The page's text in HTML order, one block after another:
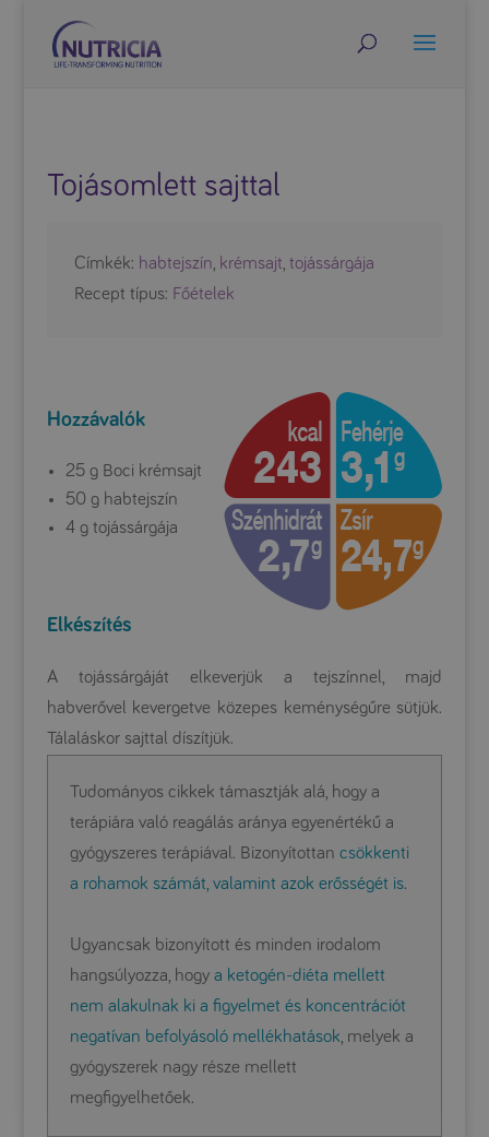
Tojásomlett sajttal
Címkék: habtejszín, krémsajt, tojássárgája
Recept típus: Főételek
Hozzávalók
25 g Boci krémsajt
50 g habtejszín
4 g tojássárgája
Elkészítés
A tojássárgáját elkeverjük a tejszínnel, majd
habverővel kevergetve közepes keménységűre sütjük.
Tálaláskor sajttal díszítjük.
Tudományos cikkek támasztják alá, hogy a
terápiára való reagálás aránya egyenértékű a
gyógyszeres terápiával. Bizonyítottan csökkenti
a rohamok számát, valamint azok erősségét is.
Ugyancsak bizonyított és minden irodalom
hangsúlyozza, hogy a ketogén-diéta mellett
nem alakulnak ki a figyelmet és koncentrációt
negatívan befolyásoló mellékhatások, melyek a
gyógyszerek nagy része mellett
megfigyelhetőek.